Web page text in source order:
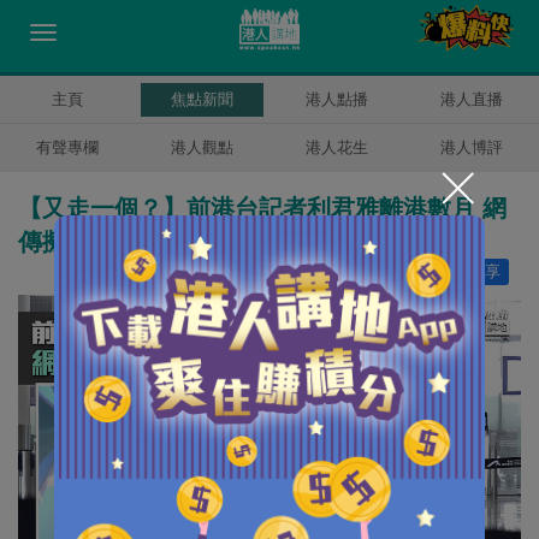
主頁 焦點新聞 港人點播 港人直播
有聲專欄 港人觀點 港人花生 港人博評
【又走一個？】前港台記者利君雅離港數月 網
傳擬定居加拿大
分享
讚好 27